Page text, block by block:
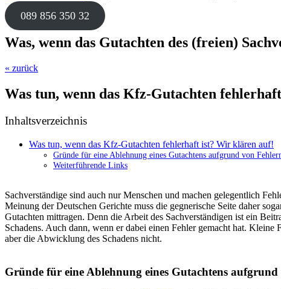
089 856 350 32
Was, wenn das Gutachten des (freien)
« zurück
Was tun, wenn das Kfz-Gutachten
Inhaltsverzeichnis
Was tun, wenn das Kfz-Gutachten fehlerhaft ist? Wir klären auf!
Gründe für eine Ablehnung eines Gutachtens aufgrund von
Weiterführende Links
Sachverständige sind auch nur Menschen und machen gelegentlich
Meinung der Deutschen Gerichte muss die gegnerische Seite daher
Gutachten mittragen. Denn die Arbeit des Sachverständigen ist ein
Schadens. Auch dann, wenn er dabei einen Fehler gemacht hat. Kleine
aber die Abwicklung des Schadens nicht.
Gründe für eine Ablehnung eines Gutachtens